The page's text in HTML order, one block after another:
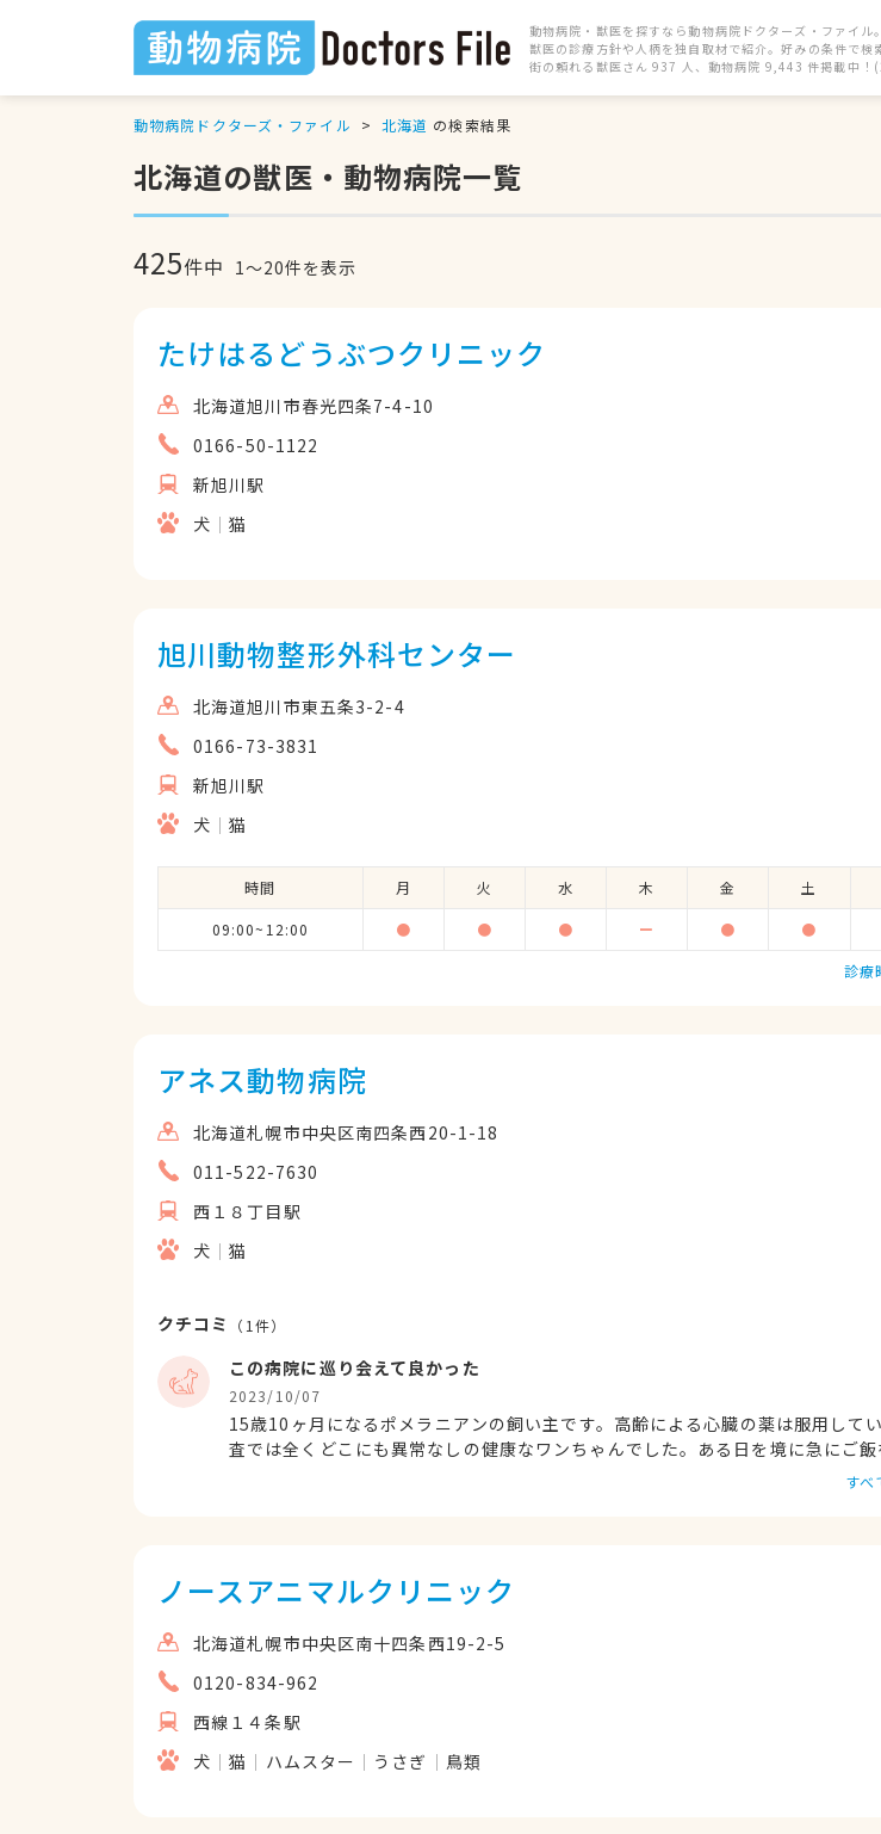
動物病院・獣医を探すなら動物病院ドクターズ・ファイル。
獣医の診療方針や人柄を独自取材で紹介。好みの条件で検
街の頼れる獣医さん 937 人、動物病院 9,443 件掲載中
動物病院ドクターズ・ファイル 北海道 の検索結果
北海道の獣医・動物病院一覧
425件中 1〜20件を表示
たけはるどうぶつクリニック
北海道旭川市春光四条7-4-10
0166-50-1122
新旭川駅
犬
猫
旭川動物整形外科センター
北海道旭川市東五条3-2-4
0166-73-3831
新旭川駅
犬
猫
時間 月 火 水 木 金 土
09:00~12:00 ● ● ● ー ● ●
診療
アネス動物病院
北海道札幌市中央区南四条西20-1-18
011-522-7630
西１８丁目駅
犬
猫
クチコミ （ 1 件）
この病院に巡り会えて良かった
2023/10/07
15歳10ヶ月になるポメラニアンの飼い主です。高齢による心臓の薬は服用して
査では全くどこにも異常なしの健康なワンちゃんでした。ある日を境に急にご
り、その旨をお伝えして以前の病院に通っておりましたが、一向に改善されず
常に探して下さいました。食べれるまでの道のりは本当に険しく大変でしたが、
の今日腎臓の数値も下がりあれほどまでに苦労した食欲が、自分から食べたいと
日を迎えられなかったかも知れないと思うと、出逢いとは本当に大切な人生を変
ものだなと、少しでも医療に不安や不信感を抱いたなら、違う病院の獣医さんを
甲斐があり本当に素晴らしい動物病院だと思います。まだまだこれからもお世話
ろしくお願い致します。Instagramでは爆食Girlと呼ばれてる我が家の愛犬…爆
も あと少し…頑張って‼️
すべ
ノースアニマルクリニック
北海道札幌市中央区南十四条西19-2-5
0120-834-962
西線１４条駅
犬
猫 ハムスター うさぎ 鳥類